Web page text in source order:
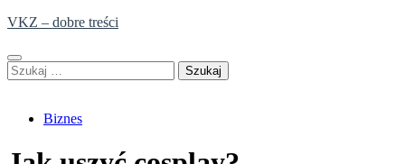
Skip
content
VKZ – dobre treści
Szukaj:
Biznes